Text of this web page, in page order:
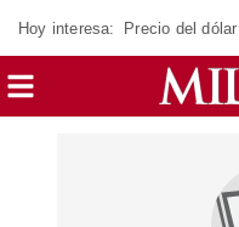
Hoy interesa: Precio del dólar